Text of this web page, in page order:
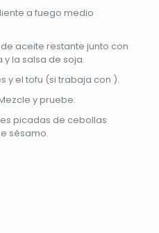
a fuego medio
aceite restante junto con
la salsa de soja.
y el tofu (si trabaja con ).
y pruebe.
picadas de cebollas
sésamo.